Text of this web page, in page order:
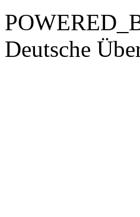
Deutsche